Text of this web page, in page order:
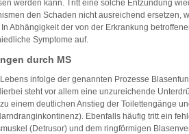
werden kann. Tritt eine solche Entzündung
den Schaden nicht ausreichend ersetzen,
Abhängigkeit der von der Erkrankung
Symptome auf.
durch MS
infolge der genannten Prozesse
steht vor allem eine unzureichende
einem deutlichen Anstieg der Toilettengänge
Ebenfalls häufig tritt ein
(Detrusor) und dem ringförmigen